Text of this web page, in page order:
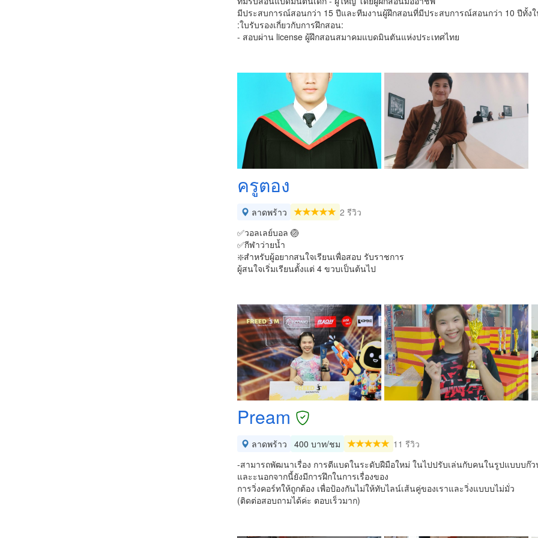
มีประสบการณ์สอนกว่า 15 ปีและทีมงานผู้ฝึกสอนที่มีประสบการณ์สอนกว่า 10 ปีทั้
:ใบรับรองเกี่ยวกับการฝึกสอน:
- สอบผ่าน license ผู้ฝึกสอนสมาคมแบดมินตันแห่งประเทศไทย
ครูตอง
ลาดพร้าว
2 รีวิว
✅วอลเลย์บอล 🏐
✅กีฬาว่ายน้ำ
❇️สำหรับผู้อยากสนใจเรียนเพื่อสอบ รับราชการ
ผู้สนใจเริ่มเรียนตั้งแต่ 4 ขวบเป็นต้นไป
Pream
ลาดพร้าว 400 บาท/ชม
11 รีวิว
-สามารถพัฒนาเรื่อง การตีแบดในระดับฝืมือใหม่ ในไปปรับเล่นกับคนในรูปแบบบก๊
และะนอกจากนี้ยังมีการฝึกในการเรื่องของ
การวิ่งคอร์ทให้ถูกต้อง เพื่อป้องกันไม่ให้ทับไลน์เส้นคู่ของเราและวิ่งแบบบไม่มั่ว
(ติดต่อสอบถามได้ค่ะ ตอบเร็วมาก)